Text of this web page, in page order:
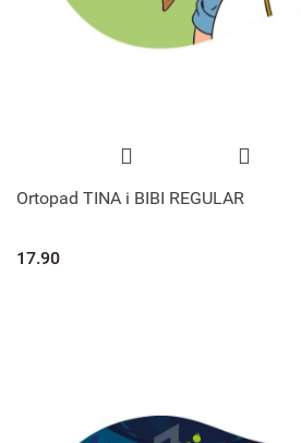
Ortopad TINA i BIBI REGULAR
17.90